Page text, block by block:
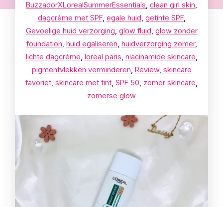
BuzzadorXLorealSummerEssentials clean girl skin
dagcrème met SPF, egale huid getinte SPF,
Gevoelige huid verzorging glow fluid glow zonder
foundation huid egaliseren huidverzorging zomer,
lichte dagcrème loreal paris niacinamide skincare
pigmentvlekken verminderen Review, skincare
favoriet skincare met tint SPF 50 zomer skincare
zomerse glow